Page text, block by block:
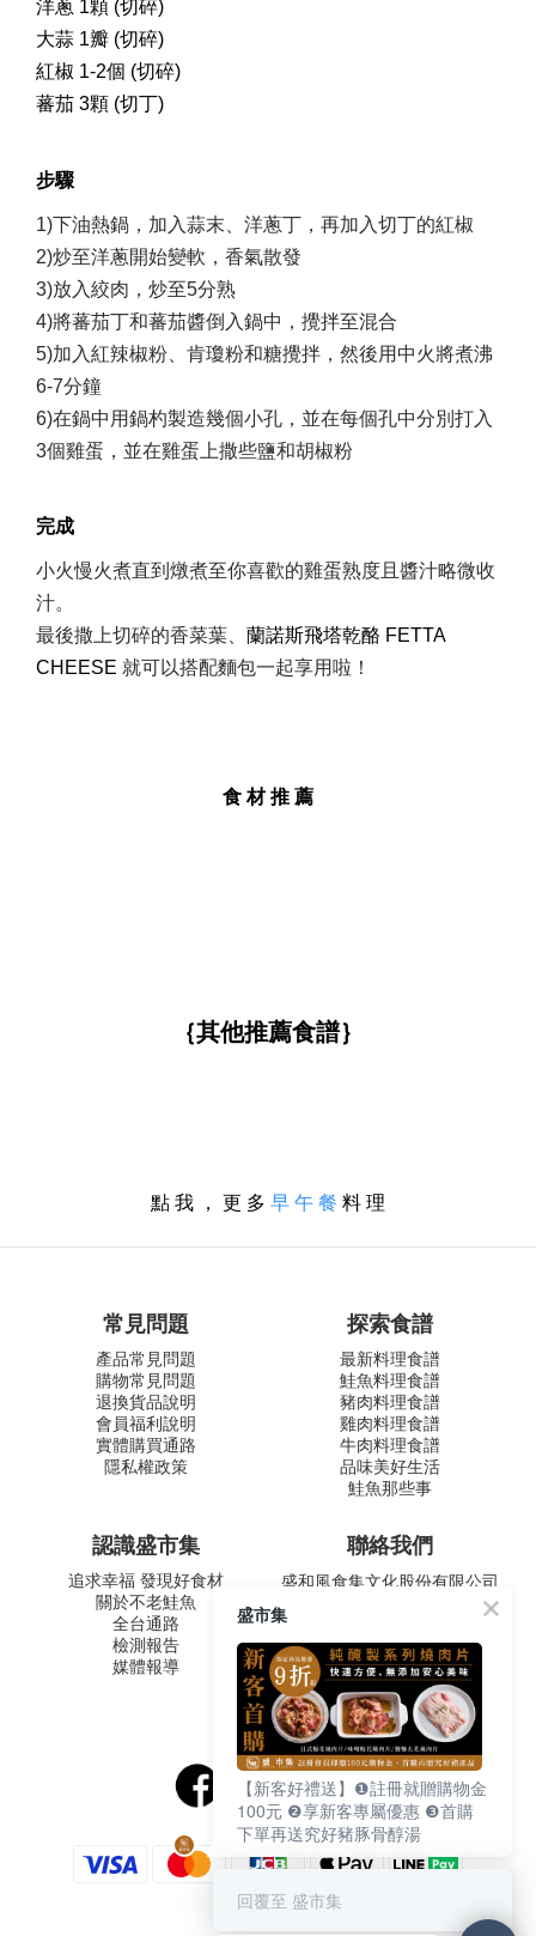
洋蔥 1顆 (切碎)
大蒜 1瓣 (切碎)
紅椒 1-2個 (切碎)
蕃茄 3顆 (切丁)
步驟
1)下油熱鍋，加入蒜末、洋蔥丁，再加入切丁的紅椒
2)炒至洋蔥開始變軟，香氣散發
3)放入絞肉，炒至5分熟
4)將蕃茄丁和蕃茄醬倒入鍋中，攪拌至混合
5)加入紅辣椒粉、肯瓊粉和糖攪拌，然後用中火將煮沸
6-7分鐘
6)在鍋中用鍋杓製造幾個小孔，並在每個孔中分別打入
3個雞蛋，並在雞蛋上撒些鹽和胡椒粉
完成
小火慢火煮直到燉煮至你喜歡的雞蛋熟度且醬汁略微收
汁。
最後撒上切碎的香菜葉、 蘭諾斯飛塔乾酪 FETTA
CHEESE 就可以搭配麵包一起享用啦！
食 材 推 薦
｛其他推薦食譜｝
點 我 ， 更 多 早 午 餐 料 理
常見問題
產品常見問題
購物常見問題
退換貨品說明
會員福利說明
實體購買通路
隱私權政策
探索食譜
最新料理食譜
鮭魚料理食譜
豬肉料理食譜
雞肉料理食譜
牛肉料理食譜
品味美好生活
鮭魚那些事
認識盛市集
追求幸福 發現好食材
關於不老鮭魚
全台通路
檢測報告
媒體報導
聯絡我們
盛和風食集文化股份有限公司
周一至五 9:00-12:30 ∣ 13:30-
17:30
客服專線：02-2795-5800
台北市內湖區南京東路六段
487號9F
盛市集
【新客好禮送】❶註冊就贈購物金
100元 ❷享新客專屬優惠 ❸首購
下單再送究好豬豚骨醇湯
回覆至 盛市集